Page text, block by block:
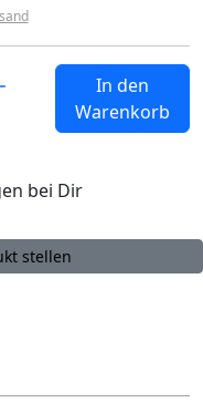
In den
Warenkorb
bei Dir
stellen